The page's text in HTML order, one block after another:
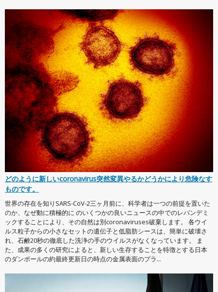
どのように新しいcoronavirus突然変異やるかどうかにより危険なす
ものです。
世界の存在を知りSARS-CoV-2三ヶ月前に、科学者は一つの前提を置いた
のか、なぜ動に積極的に のいくつかの良いニュースの中でのレパンデミ
ックすることにより、その自然は別coronaviruses破棄します。 各ウイ
ルス粒子からの小さなセットの遺伝子と低脂肪シースは、簡単に破壊さ
れ、石鹸20秒の徹底した洗浄の手のウイルスがなくなっています。 ま
た、成果の多くの研究によると、新しい生存することを特徴とする日本
のダンボールの約最終更新日の時点の金属表面のプラ...